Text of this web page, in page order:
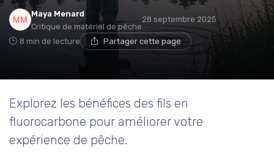
Maya Menard
Critique de matériel de pêche
28 septembre 2025
8 min de lecture Partager cette page
Explorez les bénéfices des fils en
fluorocarbone pour améliorer votre
expérience de pêche.